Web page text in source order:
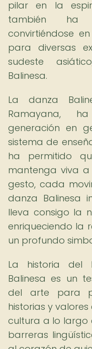
pilar en la
también ha
convirtiéndose
para diversas
sudeste
Balinesa.
La danza
Ramayana,
generación en
sistema de
ha permitido
mantenga viva
gesto, cada
danza Balinesa
lleva consigo la
enriqueciendo la
un profundo
La historia del
Balinesa es un
del arte para
historias y
cultura a lo largo
barreras